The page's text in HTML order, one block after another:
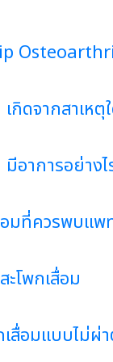
กิดจากสาเหตุ
อาการอย่างไ
อมที่ควรพบแ
โพกเสื่อม
สื่อมแบบไม่ผ่